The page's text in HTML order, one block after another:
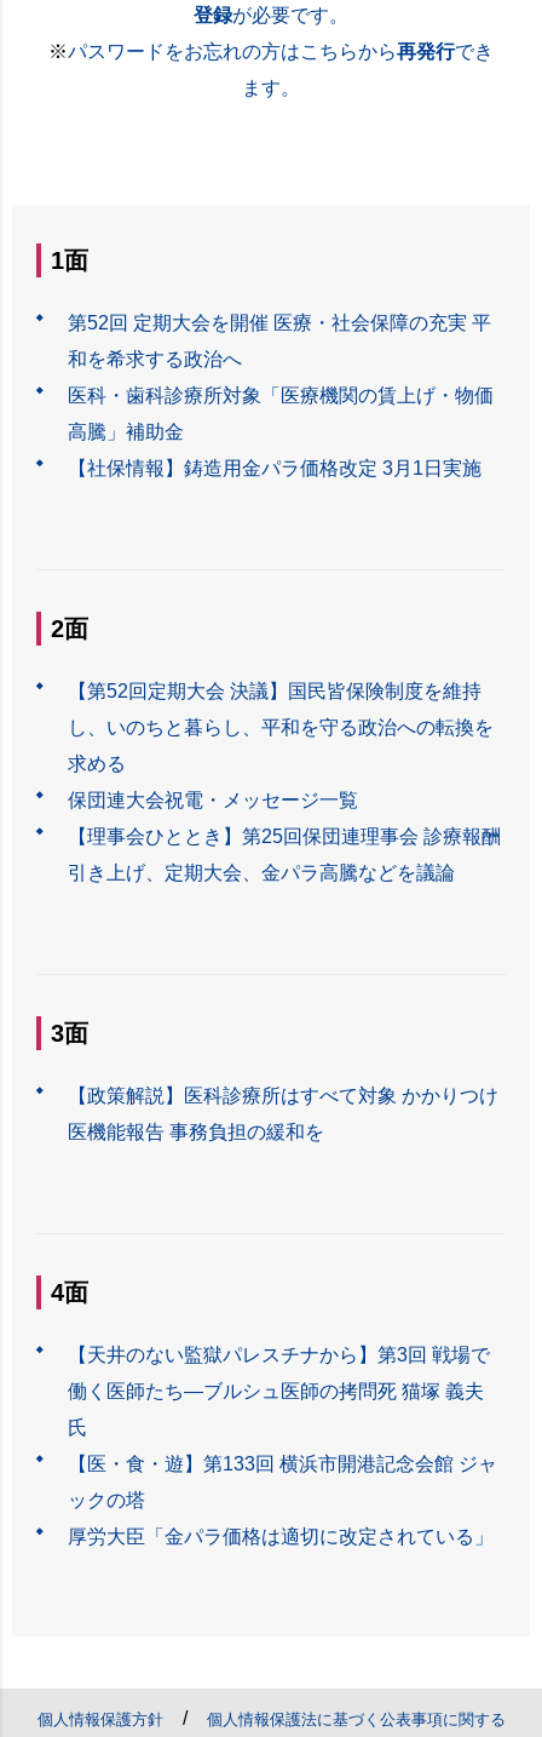
登録が必要です。
※パスワードをお忘れの方はこちらから再発行でき
ます。
1面
第52回 定期大会を開催 医療・社会保障の充実 平
和を希求する政治へ
医科・歯科診療所対象「医療機関の賃上げ・物価
高騰」補助金
【社保情報】鋳造用金パラ価格改定 3月1日実施
2面
【第52回定期大会 決議】国民皆保険制度を維持
し、いのちと暮らし、平和を守る政治への転換を
求める
保団連大会祝電・メッセージ一覧
【理事会ひととき】第25回保団連理事会 診療報酬
引き上げ、定期大会、金パラ高騰などを議論
3面
【政策解説】医科診療所はすべて対象 かかりつけ
医機能報告 事務負担の緩和を
4面
【天井のない監獄パレスチナから】第3回 戦場で
働く医師たち―ブルシュ医師の拷問死 猫塚 義夫
氏
【医・食・遊】第133回 横浜市開港記念会館 ジャ
ックの塔
厚労大臣「金パラ価格は適切に改定されている」
個人情報保護方針/ 個人情報保護法に基づく公表事項に関する